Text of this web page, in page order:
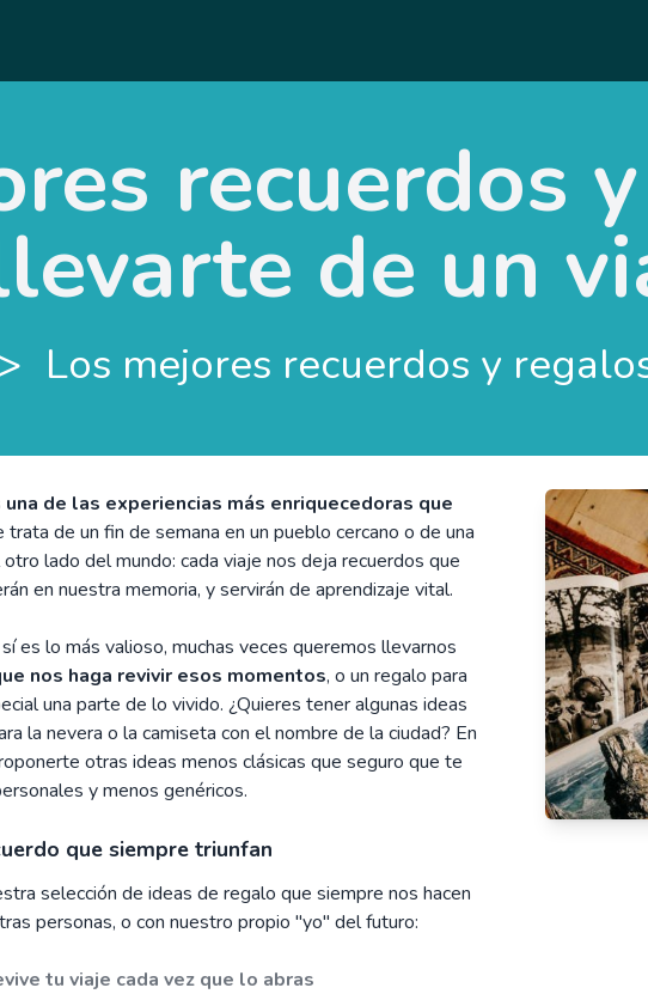
recuerdos
de un
una de las experiencias más enriquecedoras que
trata de un fin de semana en un pueblo cercano o de una
lado del mundo: cada viaje nos deja recuerdos que
en nuestra memoria, y servirán de aprendizaje vital.
es lo más valioso, muchas veces queremos llevarnos
nos haga revivir esos momentos, o un regalo para
una parte de lo vivido. ¿Quieres tener algunas ideas
la nevera o la camiseta con el nombre de la ciudad? En
otras ideas menos clásicas que seguro que te
y menos genéricos.
que siempre triunfan
selección de ideas de regalo que siempre nos hacen
personas, o con nuestro propio "yo" del futuro:
tu viaje cada vez que lo abras